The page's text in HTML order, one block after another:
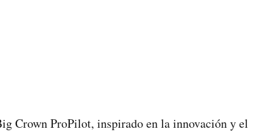
Crown ProPilot, inspirado en la innovación y el